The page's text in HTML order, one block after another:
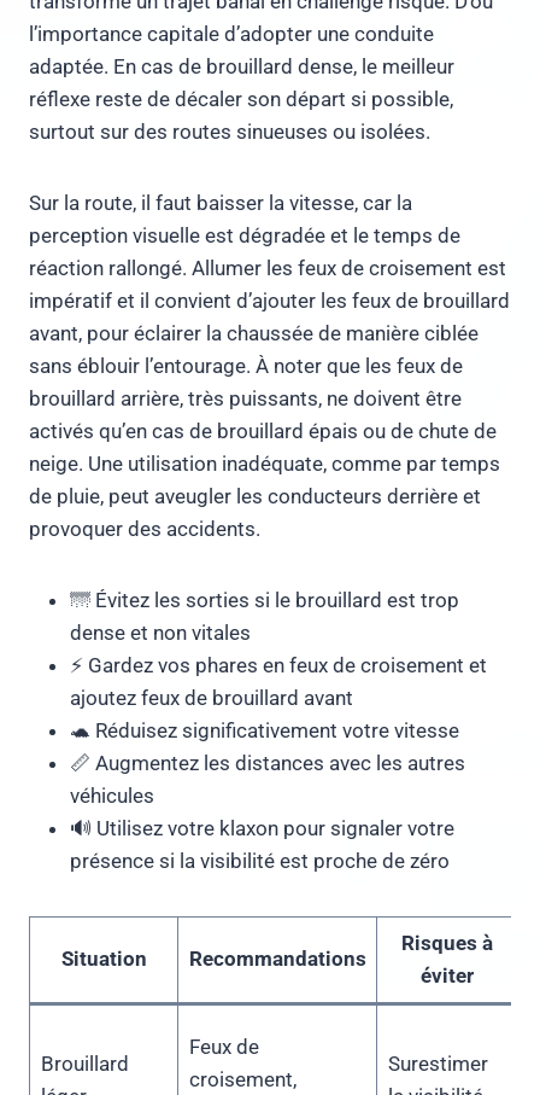
l’importance capitale d’adopter une conduite
adaptée. En cas de brouillard dense, le meilleur
réflexe reste de décaler son départ si possible,
surtout sur des routes sinueuses ou isolées.
Sur la route, il faut baisser la vitesse, car la
perception visuelle est dégradée et le temps de
réaction rallongé. Allumer les feux de croisement est
impératif et il convient d’ajouter les feux de brouillard
avant, pour éclairer la chaussée de manière ciblée
sans éblouir l’entourage. À noter que les feux de
brouillard arrière, très puissants, ne doivent être
activés qu’en cas de brouillard épais ou de chute de
neige. Une utilisation inadéquate, comme par temps
de pluie, peut aveugler les conducteurs derrière et
provoquer des accidents.
🌁 Évitez les sorties si le brouillard est trop
dense et non vitales
⚡ Gardez vos phares en feux de croisement et
ajoutez feux de brouillard avant
🐢 Réduisez significativement votre vitesse
📏 Augmentez les distances avec les autres
véhicules
🔊 Utilisez votre klaxon pour signaler votre
présence si la visibilité est proche de zéro
Situation Recommandations
Risques à
éviter
Brouillard
Feux de
croisement,
Surestimer